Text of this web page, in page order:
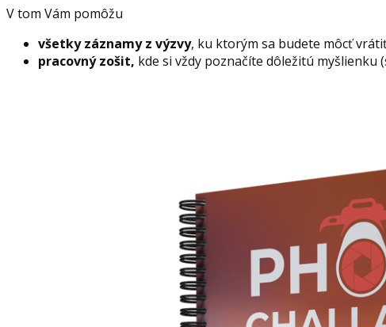
V tom Vám pomôžu
všetky záznamy z výzvy, ku ktorým sa budete môcť
pracovný zošit, kde si vždy poznačíte dôležitú myšlienku